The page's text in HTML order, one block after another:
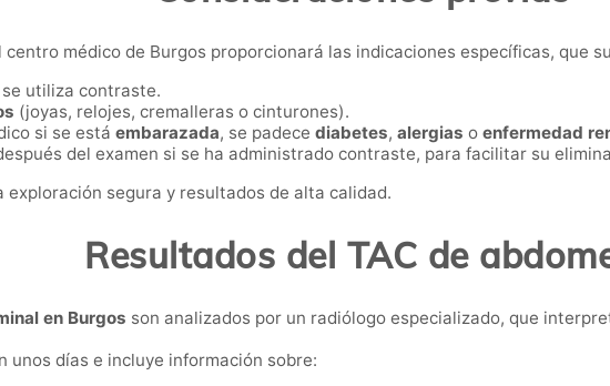
médico de Burgos proporcionará las indicaciones específicas, que
se utiliza contraste.
(joyas, relojes, cremalleras o cinturones).
si se está embarazada, se padece diabetes, alergias o enfermedad
del examen si se ha administrado contraste, para facilitar su
exploración segura y resultados de alta calidad.
Resultados del TAC de
en Burgos son analizados por un radiólogo especializado, que
unos días e incluye información sobre: